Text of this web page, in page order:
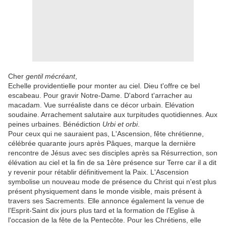
Cher gentil mécréant,
Echelle providentielle pour monter au ciel. Dieu t'offre ce bel
escabeau. Pour gravir Notre-Dame. D'abord t'arracher au
macadam. Vue surréaliste dans ce décor urbain. Elévation
soudaine. Arrachement salutaire aux turpitudes quotidiennes. Aux
peines urbaines. Bénédiction Urbi et orbi.
Pour ceux qui ne sauraient pas, L'Ascension, fête chrétienne,
célébrée quarante jours après Pâques, marque la dernière
rencontre de Jésus avec ses disciples après sa Résurrection, son
élévation au ciel et la fin de sa 1ère présence sur Terre car il a dit
y revenir pour rétablir définitivement la Paix. L'Ascension
symbolise un nouveau mode de présence du Christ qui n'est plus
présent physiquement dans le monde visible, mais présent à
travers ses Sacrements. Elle annonce également la venue de
l'Esprit-Saint dix jours plus tard et la formation de l'Eglise à
l'occasion de la fête de la Pentecôte. Pour les Chrétiens, elle